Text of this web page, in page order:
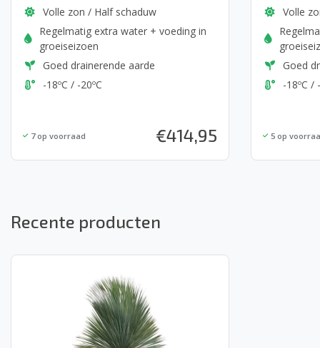
Volle zon / Half schaduw
Regelmatig extra water + voeding in
groeiseizoen
Goed drainerende aarde
-18ºC / -20ºC
7op voorraad €414,95
Volle
Goed
-18ºC /
5 op
Recente producten